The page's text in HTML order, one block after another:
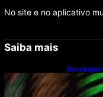
No site e no aplicativo
Saiba mais
Ibovespa